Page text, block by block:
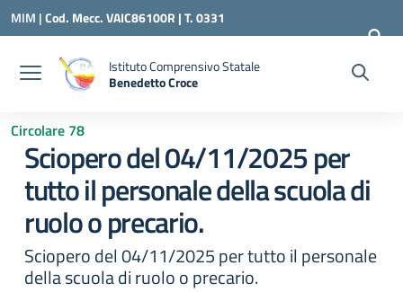
Vai ai contenuti
Vai al menu di navigazione
Vai al footer
MIM |Cod. Mecc. VAIC86100R | T. 0331
240260 | VAIC86100R@ISTRUZIONE.IT
Istituto Comprensivo Statale
Benedetto Croce
Circolare 78
Sciopero del 04/11/2025 per
tutto il personale della scuola di
ruolo o precario.
Sciopero del 04/11/2025 per tutto il personale
della scuola di ruolo o precario.